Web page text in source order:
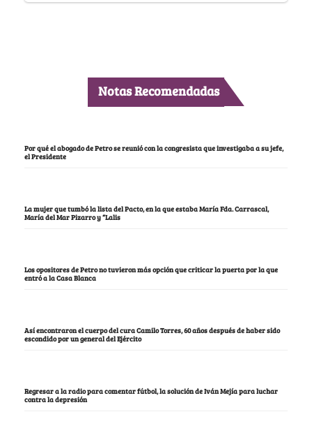
Notas Recomendadas
Por qué el abogado de Petro se reunió con la congresista que investigaba a su jefe,
el Presidente
La mujer que tumbó la lista del Pacto, en la que estaba María Fda. Carrascal,
María del Mar Pizarro y “Lalis
Los opositores de Petro no tuvieron más opción que criticar la puerta por la que
entró a la Casa Blanca
Así encontraron el cuerpo del cura Camilo Torres, 60 años después de haber sido
escondido por un general del Ejército
Regresar a la radio para comentar fútbol, la solución de Iván Mejía para luchar
contra la depresión